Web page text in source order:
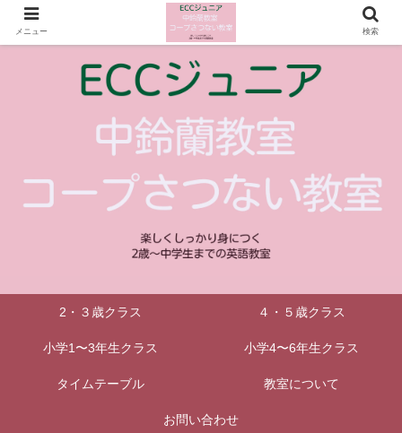
2・３歳クラス ４・５歳クラス
小学1〜3年生クラス 小学4〜6年生クラス
タイムテーブル 教室について
お問い合わせ
メニュー 検索